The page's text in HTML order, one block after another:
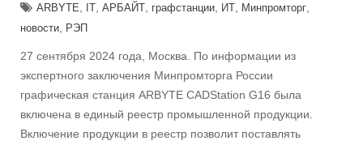
ARBYTE
IT АРБАЙТ графстанции ИТ Минпромторг
новости РЭП
27 сентября 2024 года, Москва. По информации из
экспертного заключения Минпромторга России
графическая станция ARBYTE CADStation G16 была
включена в единый реестр промышленной продукции.
Включение продукции в реестр позволит поставлять